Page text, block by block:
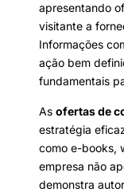
apresentando
visitante a
Informações
ação bem
fundamentais
As ofertas de
estratégia
como e-books,
empresa não
demonstra